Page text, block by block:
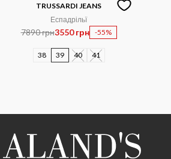
TRUSSARDI JEANS
Еспадрільї
7890 грн3550 грн -55%
38 39 40 41